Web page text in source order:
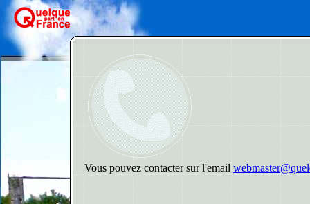
Vous pouvez contacter sur l'email